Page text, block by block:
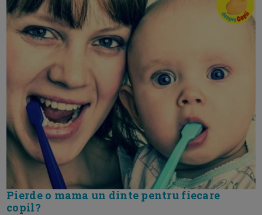
Pierde o mama un dinte pentru fiecare
copil?